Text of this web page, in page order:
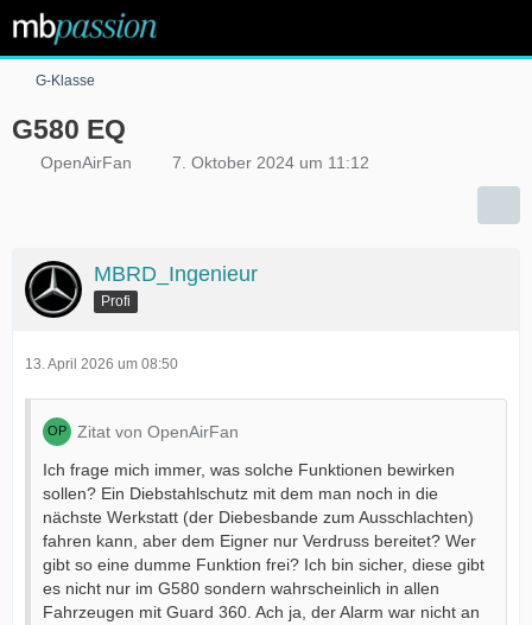
G-Klasse
G580 EQ
OpenAirFan 7. Oktober 2024 um 11:12
MBRD_Ingenieur
Profi
13. April 2026 um 08:50
Zitat von OpenAirFan
Ich frage mich immer, was solche Funktionen bewirken
sollen? Ein Diebstahlschutz mit dem man noch in die
nächste Werkstatt (der Diebesbande zum Ausschlachten)
fahren kann, aber dem Eigner nur Verdruss bereitet? Wer
gibt so eine dumme Funktion frei? Ich bin sicher, diese gibt
es nicht nur im G580 sondern wahrscheinlich in allen
Fahrzeugen mit Guard 360. Ach ja, der Alarm war nicht an